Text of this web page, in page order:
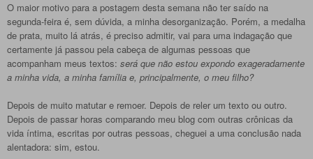
O maior motivo para a postagem desta semana não ter saído na
segunda-feira é, sem dúvida, a minha desorganização. Porém, a medalha
de prata, muito lá atrás, é preciso admitir, vai para uma indagação que
certamente já passou pela cabeça de algumas pessoas que
acompanham meus textos: será que não estou expondo exageradamente
a minha vida, a minha família e, principalmente, o meu filho?
Depois de muito matutar e remoer. Depois de reler um texto ou outro.
Depois de passar horas comparando meu blog com outras crônicas da
vida íntima, escritas por outras pessoas, cheguei a uma conclusão nada
alentadora: sim, estou.